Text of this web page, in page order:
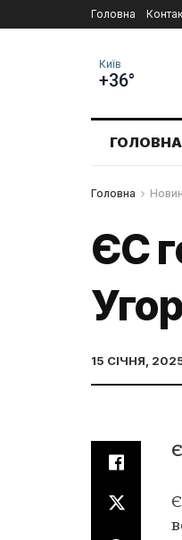
Головна
Київ
+36°
ГОЛОВНА
Головна
ЄС
15 СІЧНЯ,